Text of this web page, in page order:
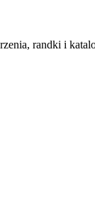
randki i